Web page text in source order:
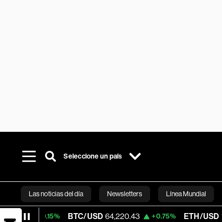
Seleccione un país
Las noticias del día Newsletters Línea Mundial
Bloomberg
BTC/USD 64,220.43 +0.75% ETH/USD 1,875.255